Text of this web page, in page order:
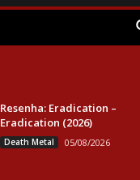
Resenha: Eradication –
Eradication (2026)
Death Metal 05/08/2026